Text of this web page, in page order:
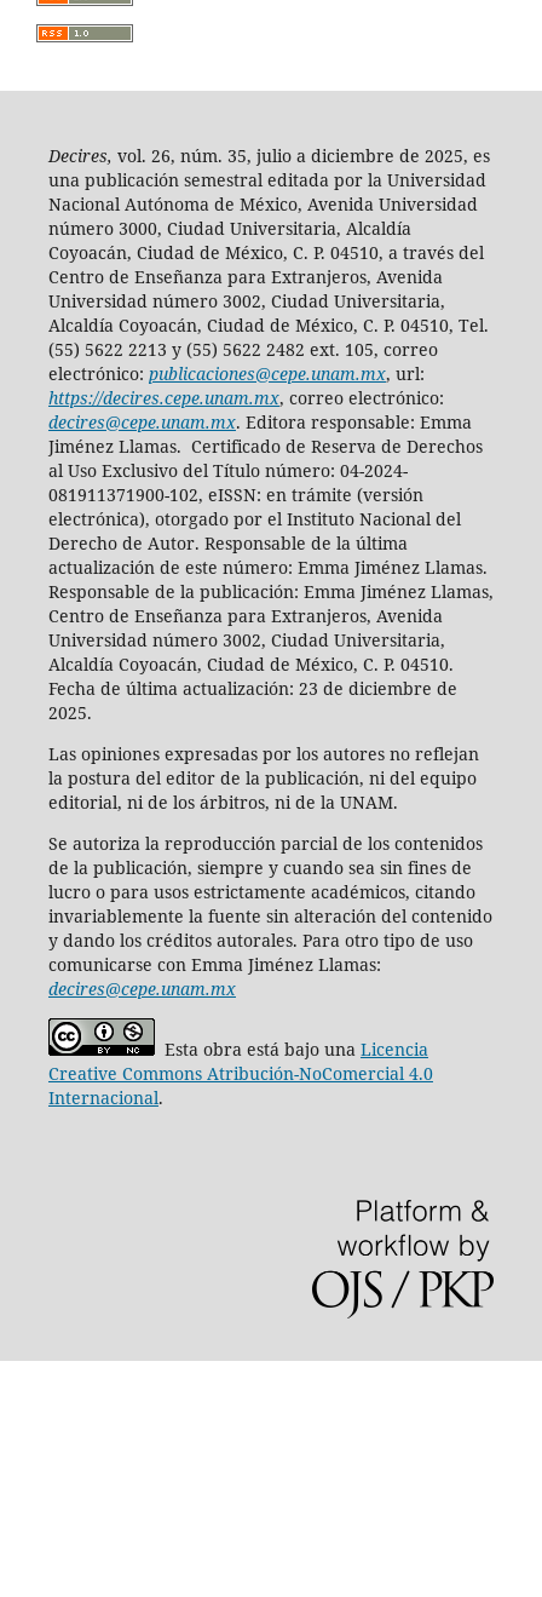
Decires, vol. 26, núm. 35, julio a diciembre de 2025, es
una publicación semestral editada por la Universidad
Nacional Autónoma de México, Avenida Universidad
número 3000, Ciudad Universitaria, Alcaldía
Coyoacán, Ciudad de México, C. P. 04510, a través del
Centro de Enseñanza para Extranjeros, Avenida
Universidad número 3002, Ciudad Universitaria,
Alcaldía Coyoacán, Ciudad de México, C. P. 04510, Tel.
(55) 5622 2213 y (55) 5622 2482 ext. 105, correo
electrónico: publicaciones@cepe.unam.mx, url:
https://decires.cepe.unam.mx, correo electrónico:
decires@cepe.unam.mx. Editora responsable: Emma
Jiménez Llamas. Certificado de Reserva de Derechos
al Uso Exclusivo del Título número: 04-2024-
081911371900-102, eISSN: en trámite (versión
electrónica), otorgado por el Instituto Nacional del
Derecho de Autor. Responsable de la última
actualización de este número: Emma Jiménez Llamas.
Responsable de la publicación: Emma Jiménez Llamas,
Centro de Enseñanza para Extranjeros, Avenida
Universidad número 3002, Ciudad Universitaria,
Alcaldía Coyoacán, Ciudad de México, C. P. 04510.
Fecha de última actualización: 23 de diciembre de
2025.
Las opiniones expresadas por los autores no reflejan
la postura del editor de la publicación, ni del equipo
editorial, ni de los árbitros, ni de la UNAM.
Se autoriza la reproducción parcial de los contenidos
de la publicación, siempre y cuando sea sin fines de
lucro o para usos estrictamente académicos, citando
invariablemente la fuente sin alteración del contenido
y dando los créditos autorales. Para otro tipo de uso
comunicarse con Emma Jiménez Llamas:
decires@cepe.unam.mx
Esta obra está bajo una Licencia
Creative Commons Atribución-NoComercial 4.0
Internacional.